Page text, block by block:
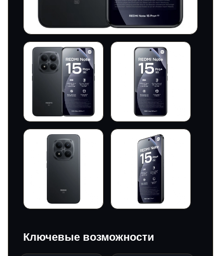
Ключевые возможности